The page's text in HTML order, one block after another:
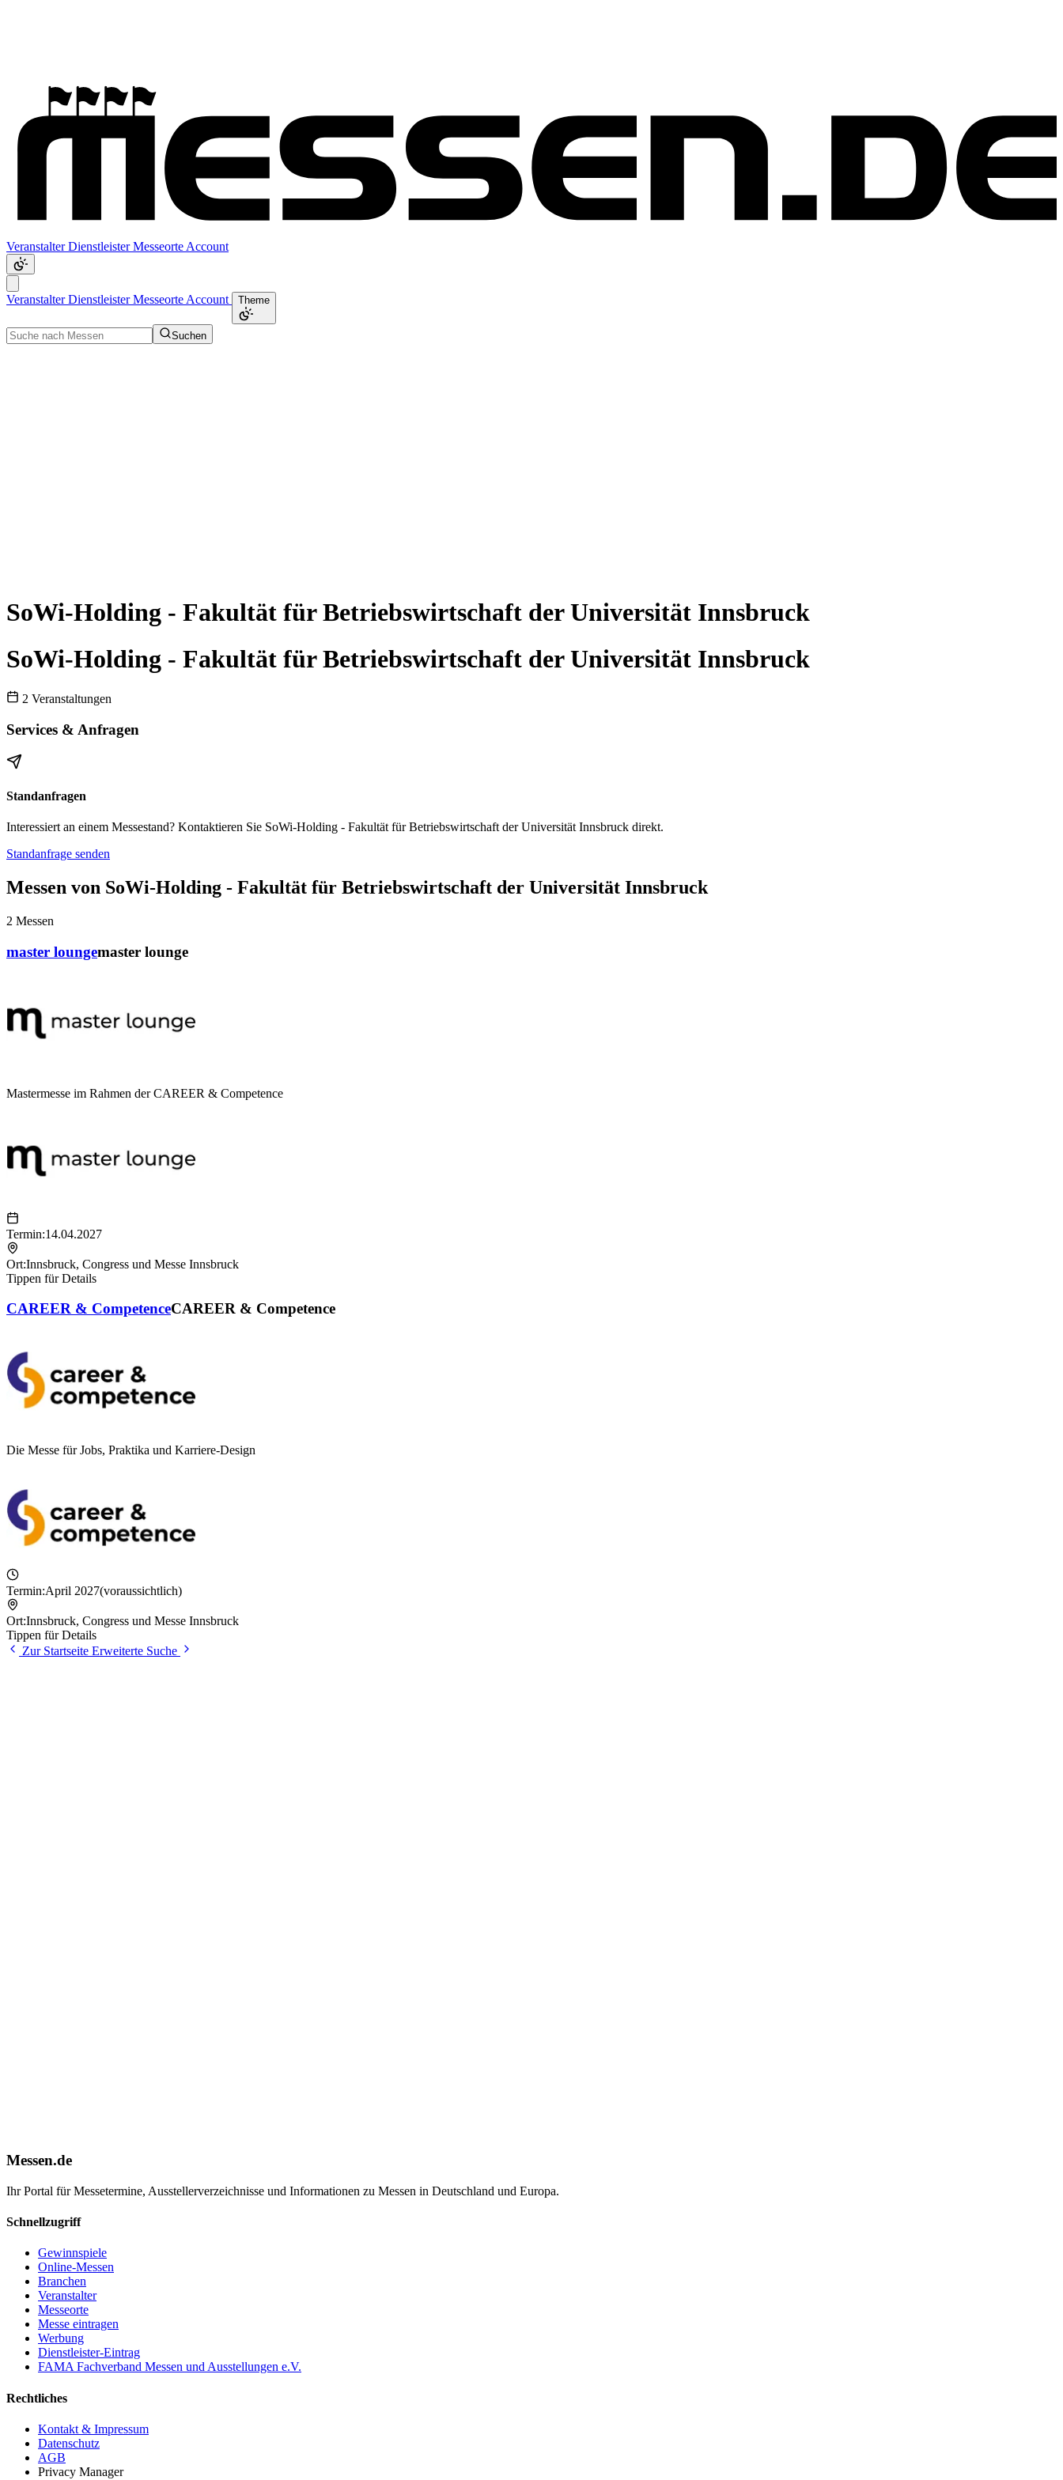
VeranstalterDienstleisterMesseorte Account
VeranstalterDienstleisterMesseorte Account Theme
Suchen
SoWi-Holding - Fakultät für Betriebswirtschaft der Universität Innsbruck
SoWi-Holding - Fakultät für Betriebswirtschaft der Universität Innsbruck
2 Veranstaltungen
Services & Anfragen
Standanfragen
Interessiert an einem Messestand? Kontaktieren Sie SoWi-Holding - Fakultät für Betriebswirtschaft der Universität Innsbruck direkt.
Standanfrage senden
Messen von SoWi-Holding - Fakultät für Betriebswirtschaft der Universität Innsbruck
2 Messen
master loungemaster lounge
Master­messe im Rahmen der CAREER & Competence
Termin:14.04.2027
Ort:Innsbruck, Congress und Messe Innsbruck
Tippen für Details
CAREER & CompetenceCAREER & Competence
Die Messe für Jobs, Praktika und Karriere-Design
Termin:April 2027(voraussichtlich)
Ort:Innsbruck, Congress und Messe Innsbruck
Tippen für Details
Zur Startseite Erweiterte Suche
Messen.de
Ihr Portal für Messetermine, Ausstellerverzeichnisse und Informationen zu Messen in Deutschland und Europa.
Schnellzugriff
Gewinnspiele
Online-Messen
Branchen
Veranstalter
Messeorte
Messe eintragen
Werbung
Dienstleister-Eintrag
FAMA Fachverband Messen und Ausstellungen e.V.
Rechtliches
Kontakt & Impressum
Datenschutz
AGB
Privacy Manager